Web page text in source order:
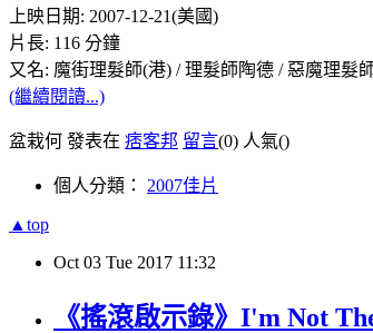
上映日期: 2007-12-21(美國)
片長: 116 分鐘
又名: 魔街理髮師(港) / 理髮師陶德 / 惡魔理髮
(繼續閱讀...)
盆栽何 發表在 痞客邦 留言(0) 人氣()
個人分類： 2007佳片
▲top
Oct 03 Tue 2017 11:32
《搖滾啟示錄》I'm Not